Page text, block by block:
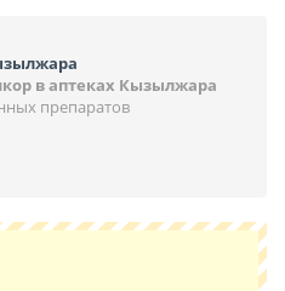
в аптеках Кызылжара
препаратов